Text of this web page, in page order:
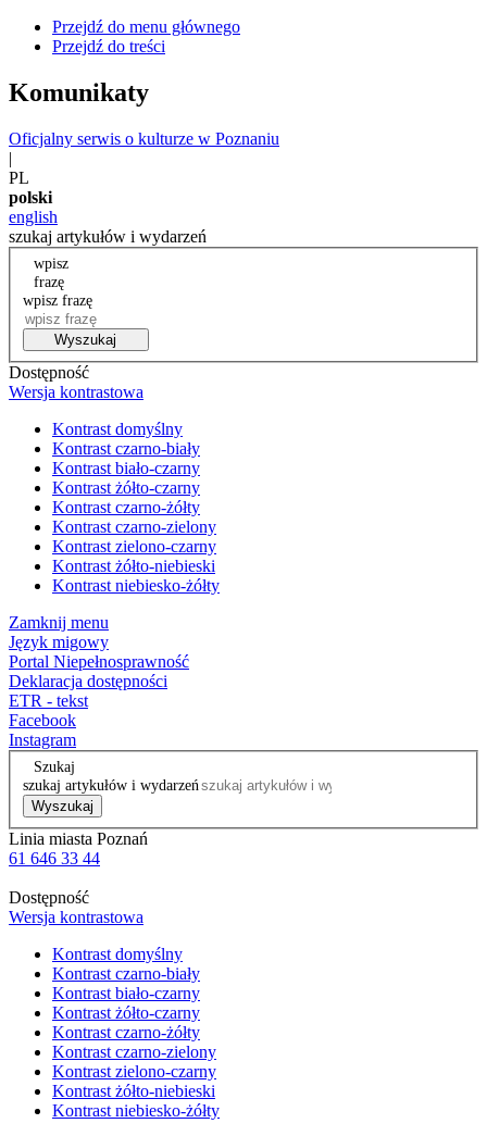
Przejdź do menu głównego
Przejdź do treści
Komunikaty
Oficjalny serwis o kulturze w Poznaniu
|
PL
polski
english
szukaj artykułów i wydarzeń
wpisz
frazę
wpisz frazę
Wyszukaj
Dostępność
Wersja kontrastowa
Kontrast domyślny
Kontrast czarno-biały
Kontrast biało-czarny
Kontrast żółto-czarny
Kontrast czarno-żółty
Kontrast czarno-zielony
Kontrast zielono-czarny
Kontrast żółto-niebieski
Kontrast niebiesko-żółty
Zamknij menu
Język migowy
Portal Niepełnosprawność
Deklaracja dostępności
ETR - tekst
Facebook
Instagram
Szukaj
szukaj artykułów i wydarzeń
Wyszukaj
Linia miasta Poznań
61 646 33 44
Dostępność
Wersja kontrastowa
Kontrast domyślny
Kontrast czarno-biały
Kontrast biało-czarny
Kontrast żółto-czarny
Kontrast czarno-żółty
Kontrast czarno-zielony
Kontrast zielono-czarny
Kontrast żółto-niebieski
Kontrast niebiesko-żółty